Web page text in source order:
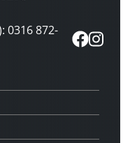
0316 872-